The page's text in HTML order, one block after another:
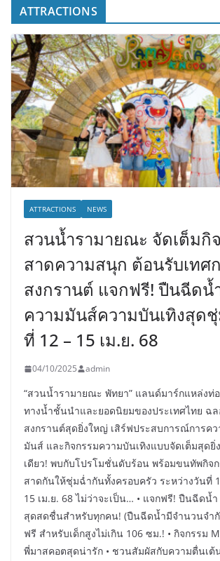
ATTRACTIONS
ATTRACTIONS NEWS
สวนน้ำรามายณะ จัดเต็มกิ
สาดความสนุก ต้อนรับเทศ
สงกรานต์ แจกฟรี! ปืนฉีดน้
ความมันส์ความบันเทิงสุด
ที่ 12 – 15 เม.ย. 68
04/10/2025 admin
“สวนน้ำรามายณะ พัทยา” แลนด์มาร์กแหล่งท่
ทางน้ำชั้นนำและยอดนิยมของประเทศไทย ฉล
สงกรานต์สุดยิ่งใหญ่ เสิร์ฟประสบการณ์การค
มันส์ และกิจกรรมความบันเทิงแบบจัดเต็มสุดยิ่
เดียว! พบกับโปรโมชั่นดับร้อน พร้อมขนทัพกิจ
สาดกันให้ชุ่มฉ่ำกันทั้งครอบครัว ระหว่างวันที่
15 เม.ย. 68 ไม่ว่าจะเป็น… • แจกฟรี! ปืนฉีดน้
สุดสดชื่นสำหรับทุกคน! (ปืนฉีดน้ำมีจำนวนจำกั
ฟรี สำหรับเด็กสูงไม่เกิน 106 ซม.! • กิจกรรม
พี่มาสคอตสุดน่ารัก • ชวนสัมผัสกับความตื่นเต้